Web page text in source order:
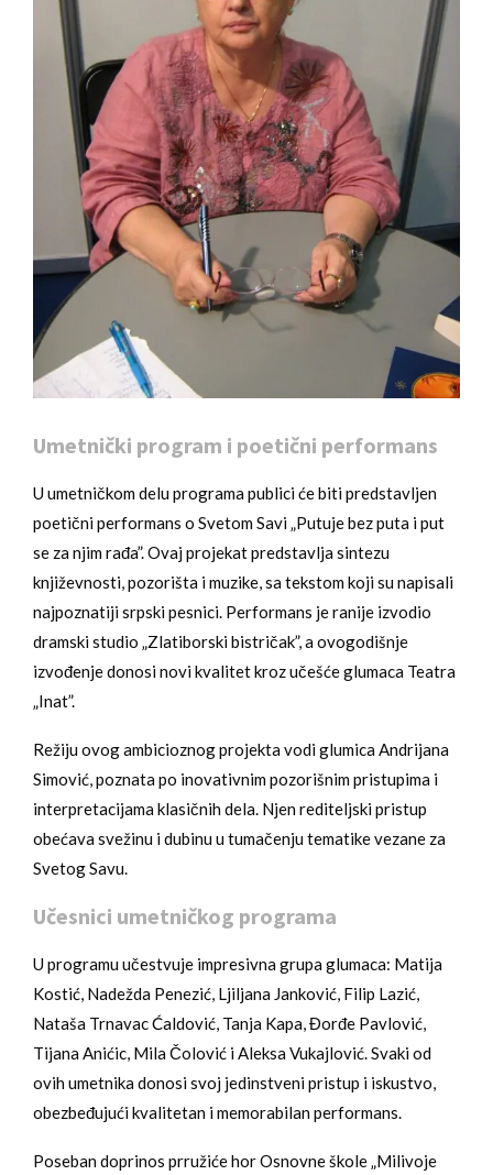
Umetnički program i poetični performans
U umetničkom delu programa publici će biti predstavljen
poetični performans o Svetom Savi „Putuje bez puta i put
se za njim rađa”. Ovaj projekat predstavlja sintezu
književnosti, pozorišta i muzike, sa tekstom koji su napisali
najpoznatiji srpski pesnici. Performans je ranije izvodio
dramski studio „Zlatiborski bistričak”, a ovogodišnje
izvođenje donosi novi kvalitet kroz učešće glumaca Teatra
„Inat”.
Režiju ovog ambicioznog projekta vodi glumica Andrijana
Simović, poznata po inovativnim pozorišnim pristupima i
interpretacijama klasičnih dela. Njen rediteljski pristup
obećava svežinu i dubinu u tumačenju tematike vezane za
Svetog Savu.
Učesnici umetničkog programa
U programu učestvuje impresivna grupa glumaca: Matija
Kostić, Nadežda Penezić, Ljiljana Janković, Filip Lazić,
Nataša Trnavac Ćaldović, Tanja Kapa, Đorđe Pavlović,
Tijana Anićic, Mila Čolović i Aleksa Vukajlović. Svaki od
ovih umetnika donosi svoj jedinstveni pristup i iskustvo,
obezbeđujući kvalitetan i memorabilan performans.
Poseban doprinos prružiće hor Osnovne škole „Milivoje